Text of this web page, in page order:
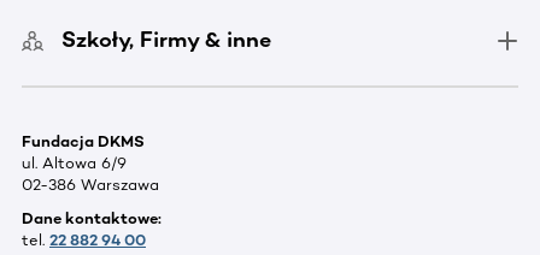
Szkoły, Firmy & inne
Fundacja DKMS
ul. Altowa 6/9
02-386 Warszawa
Dane kontaktowe:
tel. 22 882 94 00